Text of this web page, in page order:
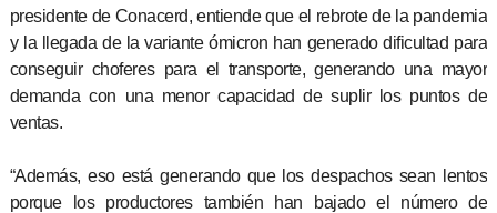
presidente de Conacerd, entiende que el rebrote de la pandemia
y la llegada de la variante ómicron han generado dificultad para
conseguir choferes para el transporte, generando una mayor
demanda con una menor capacidad de suplir los puntos de
ventas.
“Además, eso está generando que los despachos sean lentos
porque los productores también han bajado el número de